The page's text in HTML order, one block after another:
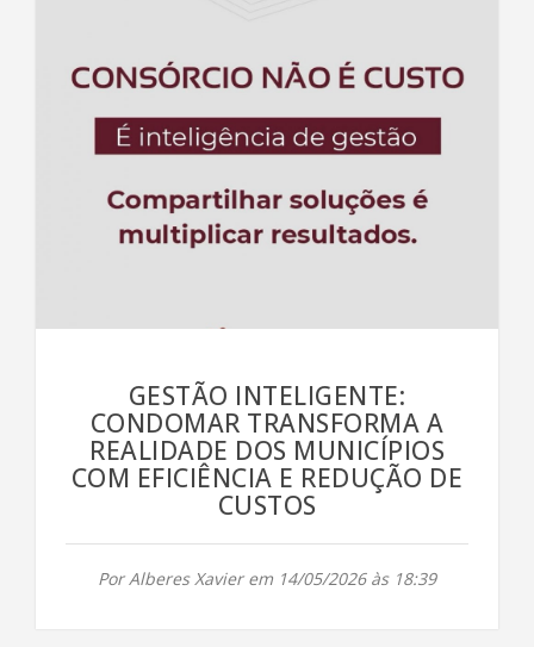
GESTÃO INTELIGENTE:
CONDOMAR TRANSFORMA A
REALIDADE DOS MUNICÍPIOS
COM EFICIÊNCIA E REDUÇÃO DE
CUSTOS
Por Alberes Xavier em 14/05/2026 às 18:39